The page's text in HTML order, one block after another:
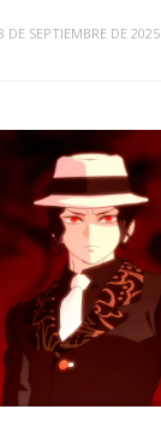
DE SEPTIEMBRE DE 2025